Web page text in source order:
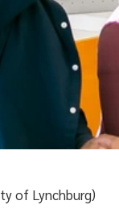
of Lynchburg)